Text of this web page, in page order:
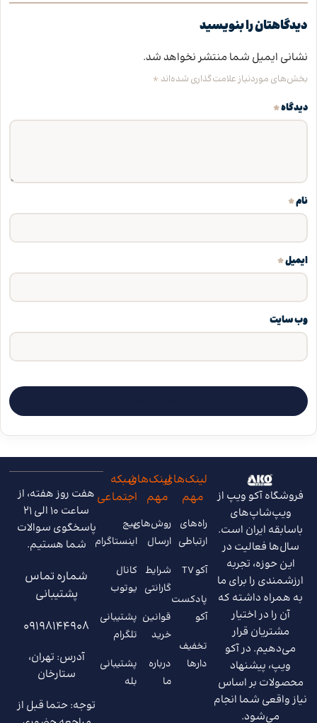
دیدگاهتان را بنویسید
نشانی ایمیل شما منتشر نخواهد شد.
بخش‌های موردنیاز علامت‌گذاری شده‌اند*
دیدگاه*
نام*
ایمیل*
وب‌ سایت
فروشگاه آکو ویپ از
ویپ‌شاپ‌های
باسابقه ایران است.
سال‌ها فعالیت در
این حوزه، تجربه
ارزشمندی را برای ما
به همراه داشته که
آن را در اختیار
مشتریان قرار
می‌دهیم. در آکو
ویپ، پیشنهاد
محصولات بر اساس
نیاز واقعی شما انجام
می‌شود.
لینک‌های
مهم
راه‌های
ارتباطی
آکو TV
پادکست
آکو
تخفیف
دارها
لینک‌های
مهم
روش‌های
ارسال
شرایط
گارانتی
قوانین
خرید
درباره
ما
شبکه
اجتماعی
پیج
اینستاگرام
کانال
یوتوب
پشتیبانی
تلگرام
پشتیبانی
بله
هفت روز هفته، از
ساعت 10 الی 21
پاسخگوی سوالات
شما هستیم.
شماره تماس
پشتیبانی
09198144908
آدرس: تهران،
ستارخان
توجه: حتما قبل از